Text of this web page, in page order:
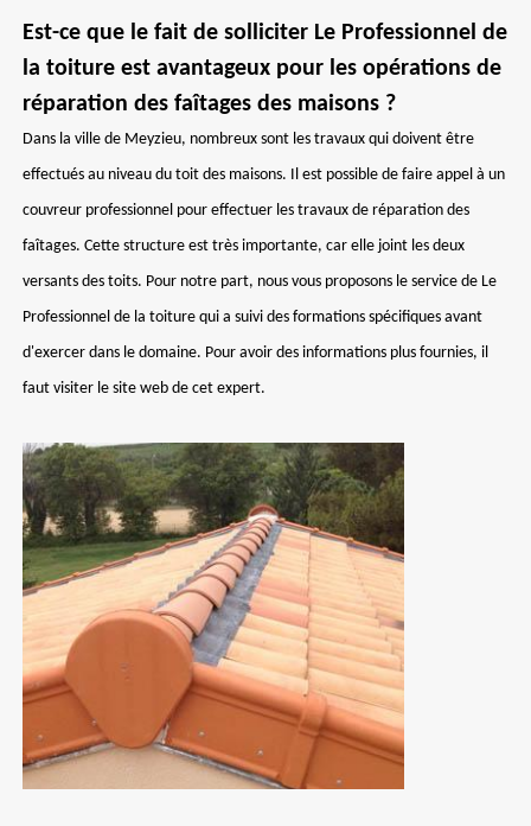
Est-ce que le fait de solliciter Le Professionnel de
la toiture est avantageux pour les opérations de
réparation des faîtages des maisons ?
Dans la ville de Meyzieu, nombreux sont les travaux qui doivent être
effectués au niveau du toit des maisons. Il est possible de faire appel à un
couvreur professionnel pour effectuer les travaux de réparation des
faîtages. Cette structure est très importante, car elle joint les deux
versants des toits. Pour notre part, nous vous proposons le service de Le
Professionnel de la toiture qui a suivi des formations spécifiques avant
d'exercer dans le domaine. Pour avoir des informations plus fournies, il
faut visiter le site web de cet expert.